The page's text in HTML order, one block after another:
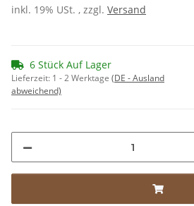
inkl. 19% USt. , zzgl. Versand
6 Stück Auf Lager
Lieferzeit: 1 - 2 Werktage (DE - Ausland
abweichend)